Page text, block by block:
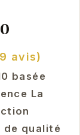
avis)
basée
La
de qualité